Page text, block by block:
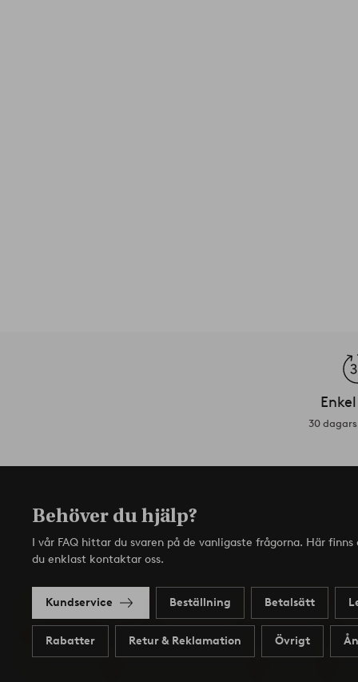
30
Behöver du hjälp?
I vår FAQ hittar du svaren på de vanligaste frågorna. Här
du enklast kontaktar oss.
Kundservice Beställning Betalsätt
Rabatter Retur & Reklamation Övrigt